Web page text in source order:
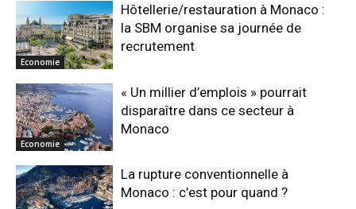
Economie
Hôtellerie/restauration à Monaco :
la SBM organise sa journée de
recrutement
Economie
« Un millier d’emplois » pourrait
disparaître dans ce secteur à
Monaco
La rupture conventionnelle à
Monaco : c’est pour quand ?